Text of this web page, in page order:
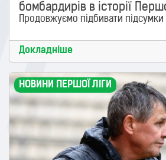
бомбардирів в історії
Продовжуємо підбивати
Докладніше
НОВИНИ ПЕРШОЇ ЛІГИ